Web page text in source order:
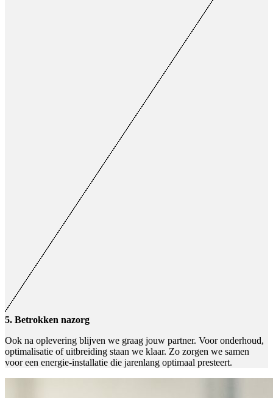
5. Betrokken nazorg
Ook na oplevering blijven we graag jouw partner. Voor onderhoud,
optimalisatie of uitbreiding staan we klaar. Zo zorgen we samen
voor een energie-installatie die jarenlang optimaal presteert.